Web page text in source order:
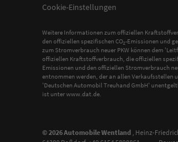
Cookie-Einstellungen
Weitere Informationen zum offiziellen
den offiziellen spezifischen CO2-Emissionen und
zum Stromverbrauch neuer PKW können dem
offiziellen Kraftstoffverbrauch, die offiziellen
Emissionen und den offiziellen Stromverbrauch
entnommen werden, der an allen Verkaufsstellen
'Deutschen Automobil Treuhand GmbH'
ist unter www.dat.de.
© 2026Automobile Wentland Heinz-